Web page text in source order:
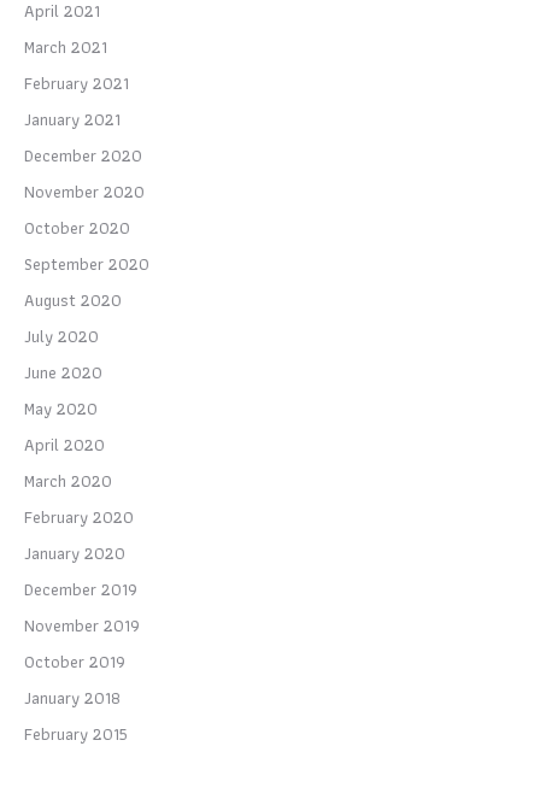
April 2021
March 2021
February 2021
January 2021
December 2020
November 2020
October 2020
September 2020
August 2020
July 2020
June 2020
May 2020
April 2020
March 2020
February 2020
January 2020
December 2019
November 2019
October 2019
January 2018
February 2015